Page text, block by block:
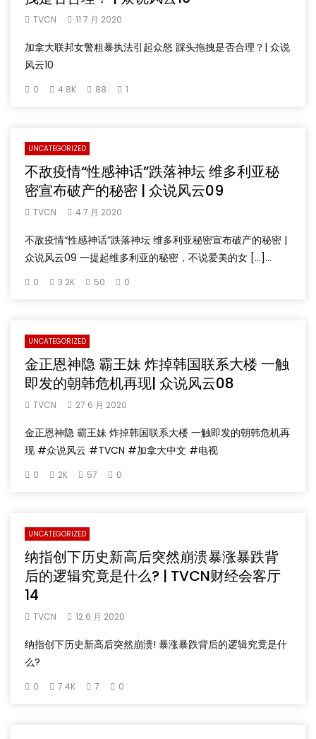
TVCN 11 7 月 2020
加拿大联邦女警粗暴执法引起众怒 踩头拖拽是否合理？| 众说
风云10
0 4.8K 88 1
UNCATEGORIZED
不敌疫情“性感神话”跌落神坛 维多利亚秘
密宣布破产的秘密 | 众说风云09
TVCN 4 7 月 2020
不敌疫情“性感神话”跌落神坛 维多利亚秘密宣布破产的秘密 |
众说风云09 一提起维多利亚的秘密，不说爱美的女 […]...
0 3.2K 50 0
UNCATEGORIZED
金正恩神隐 霸王妹 炸掉韩国联系大楼 一触
即发的朝韩危机再现| 众说风云08
TVCN 27 6 月 2020
金正恩神隐 霸王妹 炸掉韩国联系大楼 一触即发的朝韩危机再
现 #众说风云 #TVCN #加拿大中文 #电视
0 2K 57 0
UNCATEGORIZED
纳指创下历史新高后突然崩溃暴涨暴跌背
后的逻辑究竟是什么? | TVCN财经会客厅
14
TVCN 12 6 月 2020
纳指创下历史新高后突然崩溃! 暴涨暴跌背后的逻辑究竟是什
么?
0 7.4K 7 0